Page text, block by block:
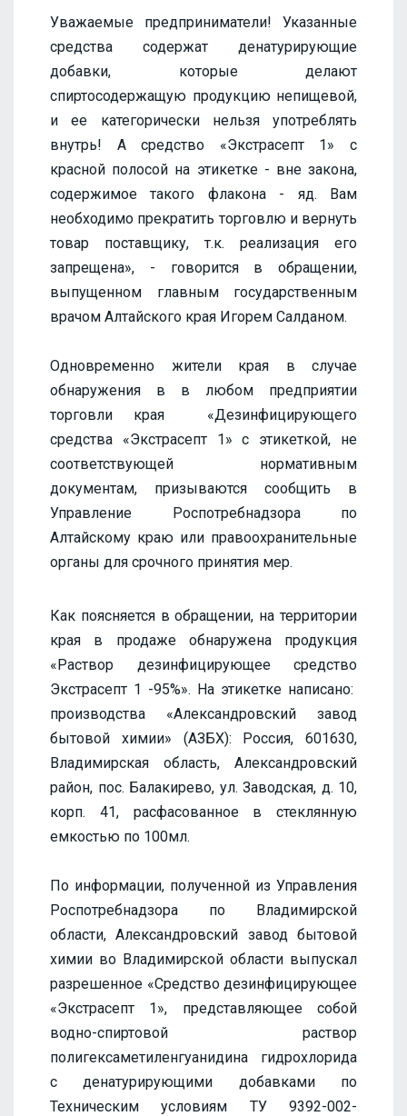
Уважаемые предприниматели! Указанные
средства содержат денатурирующие
добавки, которые делают
спиртосодержащую продукцию непищевой,
и ее категорически нельзя употреблять
внутрь! А средство «Экстрасепт 1» с
красной полосой на этикетке - вне закона,
содержимое такого флакона - яд. Вам
необходимо прекратить торговлю и вернуть
товар поставщику, т.к. реализация его
запрещена», - говорится в обращении,
выпущенном главным государственным
врачом Алтайского края Игорем Салданом.
Одновременно жители края в случае
обнаружения в в любом предприятии
торговли края «Дезинфицирующего
средства «Экстрасепт 1» с этикеткой, не
соответствующей нормативным
документам, призываются сообщить в
Управление Роспотребнадзора по
Алтайскому краю или правоохранительные
органы для срочного принятия мер.
Как поясняется в обращении, на территории
края в продаже обнаружена продукция
«Раствор дезинфицирующее средство
Экстрасепт 1 -95%». На этикетке написано:
производства «Александровский завод
бытовой химии» (АЗБХ): Россия, 601630,
Владимирская область, Александровский
район, пос. Балакирево, ул. Заводская, д. 10,
корп. 41, расфасованное в стеклянную
емкостью по 100мл.
По информации, полученной из Управления
Роспотребнадзора по Владимирской
области, Александровский завод бытовой
химии во Владимирской области выпускал
разрешенное «Средство дезинфицирующее
«Экстрасепт 1», представляющее собой
водно-спиртовой раствор
полигексаметиленгуанидина гидрохлорида
с денатурирующими добавками по
Техническим условиям ТУ 9392-002-